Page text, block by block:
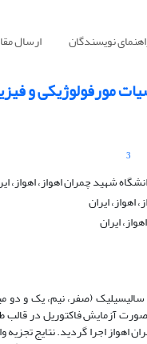
نویسندگان ارسال
مورفولوژیکی و
3
شهید چمران اهواز، اهواز،
ایران
ایران
اهواز اجرا گردید. نتایج